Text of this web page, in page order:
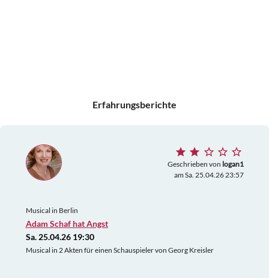
Erfahrungsberichte
Geschrieben von logan1
am Sa. 25.04.26 23:57
Musical in Berlin
Adam Schaf hat Angst
Sa. 25.04.26 19:30
Musical in 2 Akten für einen Schauspieler von Georg Kreisler